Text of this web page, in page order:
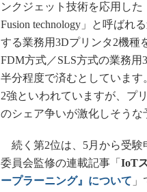
ンクジェット技術を応用した
Fusion technology」と呼ばれ
する業務用3Dプリンタ2機種
FDM方式／SLS方式の業務
半分程度で済むとしています
2強といわれていますが、プ
のシェア争いが激化しそうな
続く第2位は、5月から受験
委員会監修の連載記事「 IoT
ープラーニング』について